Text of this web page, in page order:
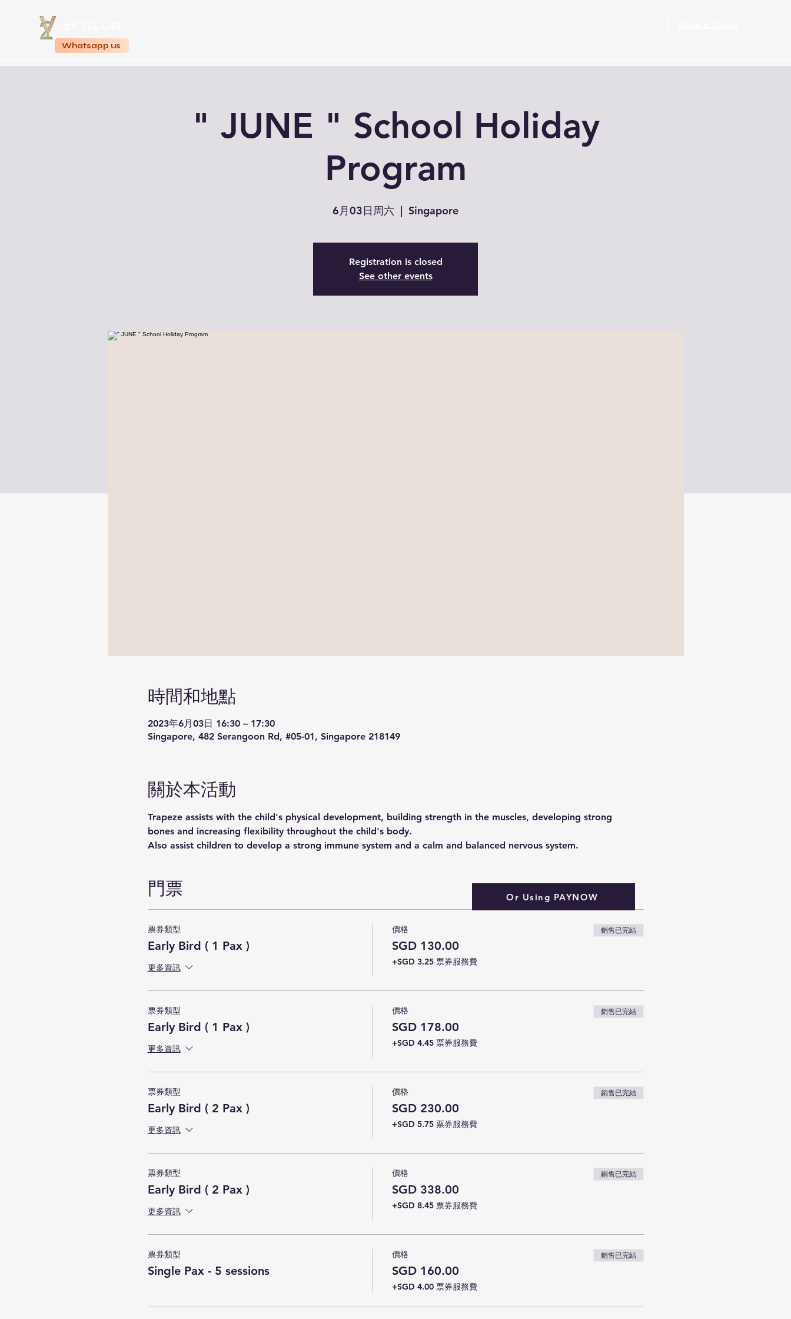
Whatsapp us
" JUNE " School Holiday
Program
6月03日周六
  |
Singapore
Registration is closed
See other events
時間和地點
2023年6月03日 16:30 – 17:30
Singapore, 482 Serangoon Rd, #05-01, Singapore 218149
關於本活動
Trapeze assists with the child's physical development, building strength in the muscles, developing strong
bones and increasing flexibility throughout the child's body.
Also assist children to develop a strong immune system and a calm and balanced nervous system.
門票
票券類型
Early Bird ( 1 Pax )
更多資訊
價格
SGD 130.00
+SGD 3.25 票券服務費
銷售已完結
票券類型
Early Bird ( 1 Pax )
更多資訊
價格
SGD 178.00
+SGD 4.45 票券服務費
銷售已完結
票券類型
Early Bird ( 2 Pax )
更多資訊
價格
SGD 230.00
+SGD 5.75 票券服務費
銷售已完結
票券類型
Early Bird ( 2 Pax )
更多資訊
價格
SGD 338.00
+SGD 8.45 票券服務費
銷售已完結
票券類型
Single Pax - 5 sessions
價格
SGD 160.00
+SGD 4.00 票券服務費
銷售已完結
Or Using PAYNOW